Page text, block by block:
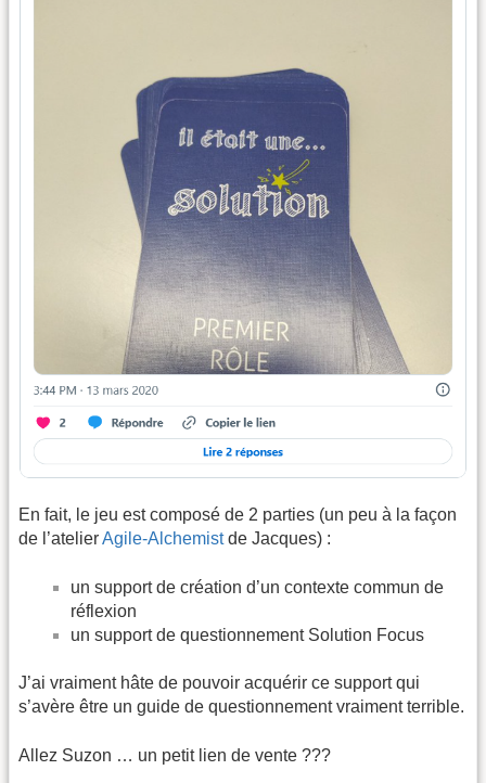
En fait, le jeu est composé de 2 parties (un peu à la façon
de l’atelierAgile-Alchemistde Jacques) :
un support de création d’un contexte commun de
réflexion
un support de questionnement Solution Focus
J’ai vraiment hâte de pouvoir acquérir ce support qui
s’avère être un guide de questionnement vraiment terrible.
Allez Suzon … un petit lien de vente ???